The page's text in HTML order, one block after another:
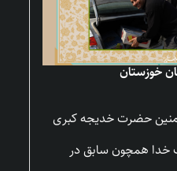
خوزستان
حضرت خدیجه کبری
خدا همچون سابق در